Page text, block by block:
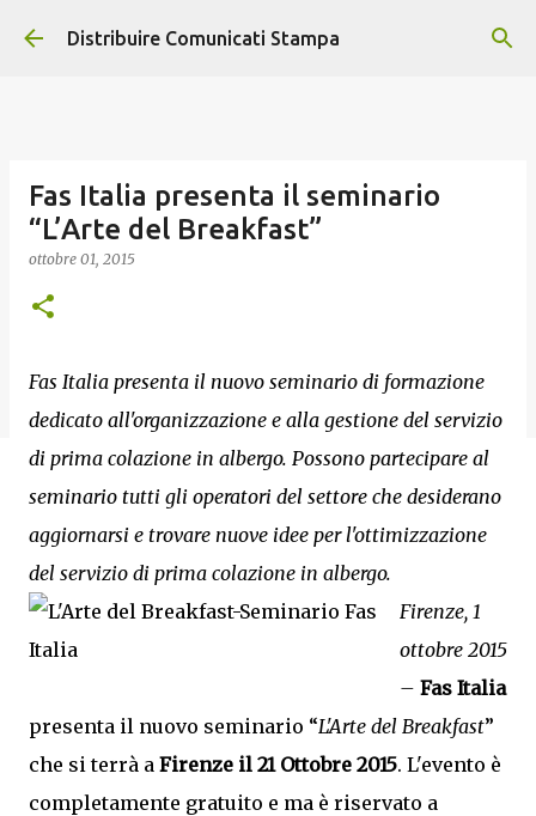
Passa ai contenuti principali
Distribuire Comunicati Stampa
Fas Italia presenta il seminario
“L’Arte del Breakfast”
ottobre 01, 2015
Fas Italia presenta il nuovo seminario di formazione
dedicato all'organizzazione e alla gestione del servizio
di prima colazione in albergo. Possono partecipare al
seminario tutti gli operatori del settore che desiderano
aggiornarsi e trovare nuove idee per l'ottimizzazione
del servizio di prima colazione in albergo.
Firenze, 1
ottobre 2015
– Fas Italia
presenta il nuovo seminario “L'Arte del Breakfast”
che si terrà a Firenze il 21 Ottobre 2015. L'evento è
completamente gratuito e ma è riservato a